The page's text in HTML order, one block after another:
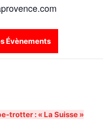
Évènements
trotter : « La Suisse »